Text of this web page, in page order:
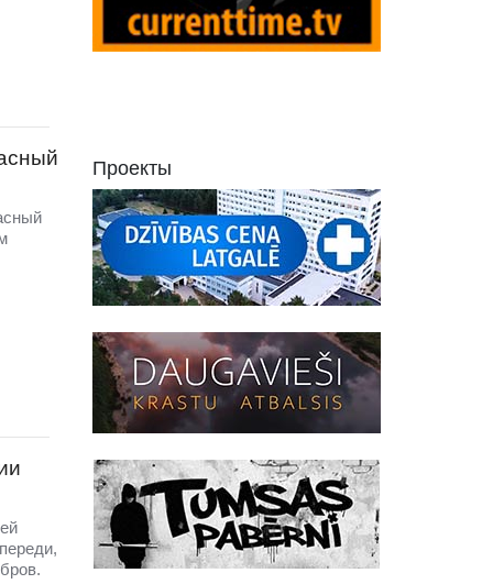
Проекты